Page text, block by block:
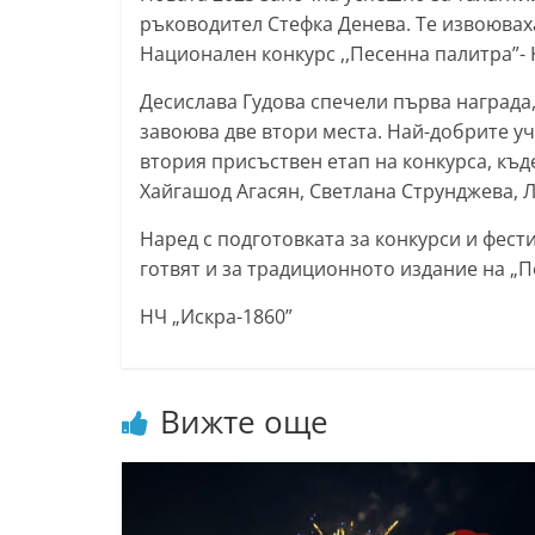
a
z
ръководител Стефка Денева. Те
Национален конкурс ,,Песенна палитра”-
Десислава Гудова спечели първа
завоюва две втори места. Най-добрите
втория присъствен етап на конкурса,
Хайгашод Агасян, Светлана Струнджева,
Наред с подготовката за конкурси и
готвят и за традиционното издание на
НЧ „Искра-1860”
Вижте още